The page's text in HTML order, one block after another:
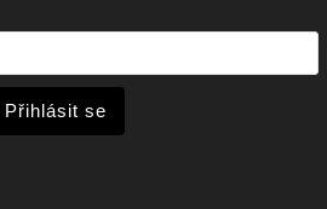
Přihlásit se